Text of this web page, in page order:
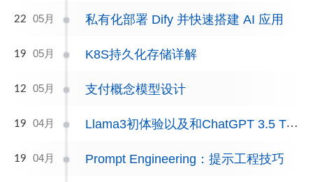
22 05月 私有化部署 Dify 并快速搭建 AI 应用
19 05月 K8S持久化存储详解
12 05月 支付概念模型设计
19 04月 Llama3初体验以及和ChatGPT 3.5 Turbo对比
19 04月 Prompt Engineering：提示工程技巧